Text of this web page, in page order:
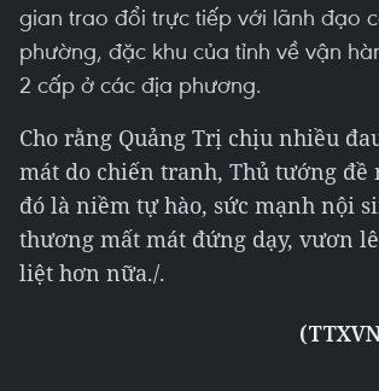
gian trao đổi trực tiếp với lãnh đạo
phường, đặc khu của tỉnh về vận
2 cấp ở các địa phương.
Cho rằng Quảng Trị chịu nhiều
mát do chiến tranh, Thủ tướng
đó là niềm tự hào, sức mạnh nội
thương mất mát đứng dạy, vươn
liệt hơn nữa./.